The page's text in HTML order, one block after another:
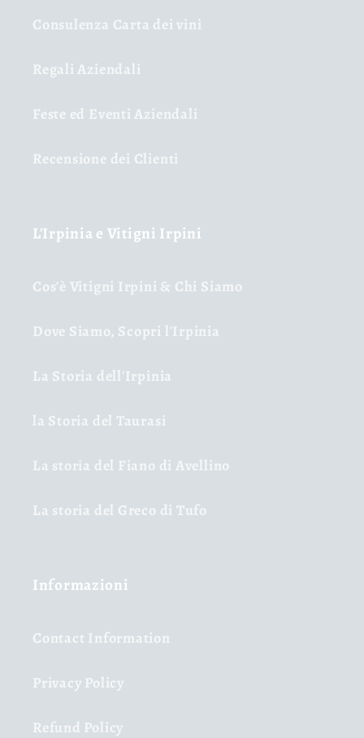
Consulenza Carta dei vini
Regali Aziendali
Feste ed Eventi Aziendali
Recensione dei Clienti
L'Irpinia e Vitigni Irpini
Cos'è Vitigni Irpini & Chi Siamo
Dove Siamo, Scopri l'Irpinia
La Storia dell'Irpinia
la Storia del Taurasi
La storia del Fiano di Avellino
La storia del Greco di Tufo
Informazioni
Contact Information
Privacy Policy
Refund Policy